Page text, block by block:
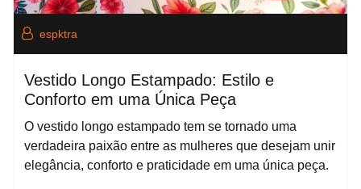
espktra
Vestido Longo Estampado: Estilo e
Conforto em uma Única Peça
O vestido longo estampado tem se tornado uma
verdadeira paixão entre as mulheres que desejam unir
elegância, conforto e praticidade em uma única peça.